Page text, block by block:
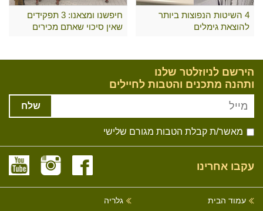
4 השיטות הנפוצות ביותר
להוצאת גימלים
חיפשנו ומצאנו: 3 תפקידים
שאין סיכוי שאתם מכירים
הירשם לניוזלטר שלנו
ותהנה מתכנים והטבות לחיילים
שלח
מאשר/ת קבלת הטבות מגורם שלישי
עקבו אחרינו
עמוד הבית גלריה